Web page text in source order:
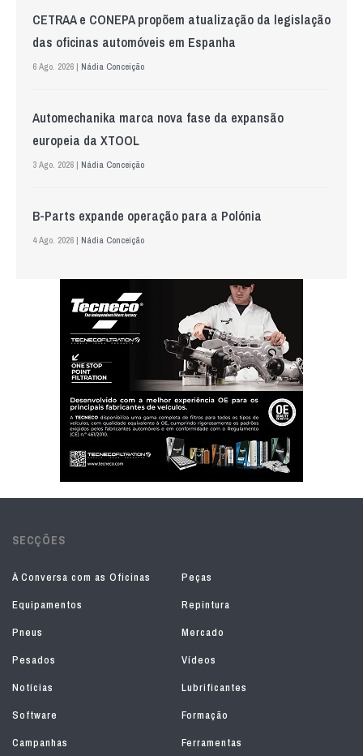
CETRAA e CONEPA propõem atualização da legislação
das oficinas automóveis em Espanha
6 Ago. 2026 | Nádia Conceição
Automechanika marca nova fase da expansão
europeia da XTOOL
3 Ago. 2026 | Nádia Conceição
B-Parts expande operação para a Polónia
4 Ago. 2026 | Nádia Conceição
SECÇÕES
À Conversa com as Oficinas
Peças
Equipamentos
Repintura
Pneus
Mercado
Pesados
Vídeos
Notícias
Lubrificantes
Software
Formação
Campanhas
Ferramentas